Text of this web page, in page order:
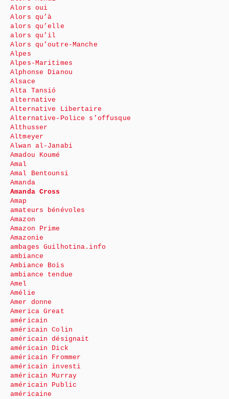
Alors oui
Alors qu’à
alors qu’elle
alors qu’il
Alors qu’outre-Manche
Alpes
Alpes-Maritimes
Alphonse Dianou
Alsace
Alta Tansió
alternative
Alternative Libertaire
Alternative-Police s’offusque
Althusser
Altmeyer
Alwan al-Janabi
Amadou Koumé
Amal
Amal Bentounsi
Amanda
Amanda Cross
Amap
amateurs bénévoles
Amazon
Amazon Prime
Amazonie
ambages Guilhotina.info
ambiance
Ambiance Bois
ambiance tendue
Amel
Amélie
Amer donne
America Great
américain
américain Colin
américain désignait
américain Dick
américain Frommer
américain investi
américain Murray
américain Public
américaine